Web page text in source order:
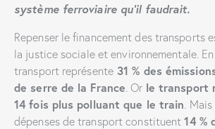
système ferroviaire qu’il faudrait.
Repenser le financement des transports
la justice sociale et environnementale.
transport représente 31 % des
de serre de la France . Or le transport
14 fois plus polluant que le train .
dépenses de transport constituent14 %